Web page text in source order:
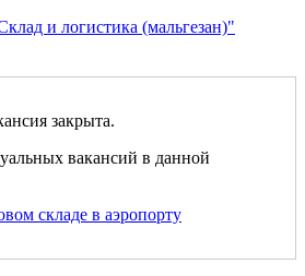
и логистика (мальгезан)"
закрыта.
вакансий в данной
складе в аэропорту